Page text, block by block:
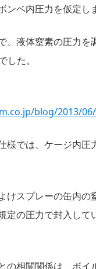
ンベ内圧力を仮定し
、液体窒素の圧力
した。
blog/2013/
様では、ケージ内圧
けスプレーの缶内の
定の圧力で封入して
の相関関係は、ボイ